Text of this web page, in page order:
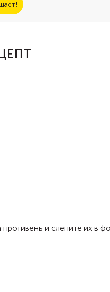
противень и слепите их в